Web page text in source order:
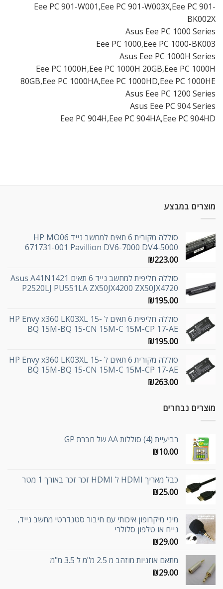
Eee PC 901-W001,Eee PC 901-W003X,Eee PC 901-
BK002X
Asus Eee PC 1000 Series
Eee PC 1000,Eee PC 1000-BK003
Asus Eee PC 1000H Series
Eee PC 1000H,Eee PC 1000H 20GB,Eee PC 1000H
80GB,Eee PC 1000HA,Eee PC 1000HD,Eee PC 1000HE
Asus Eee PC 1200 Series
Asus Eee PC 904 Series
Eee PC 904H,Eee PC 904HA,Eee PC 904HD
מוצרים במבצע
סוללה מקורית 6 תאים למחשב נייד HP MO06
671731-001 Pavillion DV6-7000 DV4-5000
₪223.00
סוללה חליפית למחשב נייד 6 תאים Asus A41N1421
P2520LJ PU551LA ZX50JX4200 ZX50JX4720
₪195.00
סוללה חליפית 6 תאים ל HP Envy x360 LK03XL 15-
BQ 15M-BQ 15-CN 15M-C 15M-CP 17-AE
₪195.00
סוללה מקורית 6 תאים ל HP Envy x360 LK03XL 15-
BQ 15M-BQ 15-CN 15M-C 15M-CP 17-AE
₪263.00
מוצרים נבחרים
רביעיית (4) סוללות AA של חברת GP
₪10.00
כבל מאריך HDMI ל HDMI זכר זכר באורך 1 מטר
₪25.00
מיני מיקרופון איכותי עם חיבור סטנדרטי מחשב נייד,
נייח או טלפון סלולרי
₪29.00
מתאם אוזניות מוזהב מ 2.5 מ"מ ל 3.5 מ"מ
₪29.00